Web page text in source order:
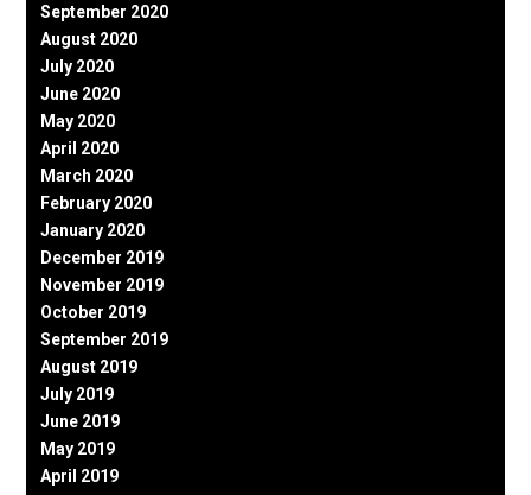
September 2020
August 2020
July 2020
June 2020
May 2020
April 2020
March 2020
February 2020
January 2020
December 2019
November 2019
October 2019
September 2019
August 2019
July 2019
June 2019
May 2019
April 2019